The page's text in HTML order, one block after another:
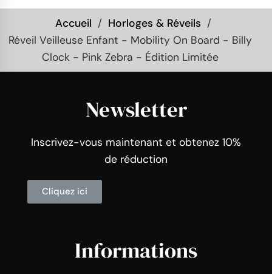
Accueil
Horloges & Réveils
Réveil Veilleuse Enfant - Mobility On Board - Billy
Clock - Pink Zebra - Édition Limitée
Newsletter
Inscrivez-vous maintenant et obtenez 10%
de réduction
Cliquez ici
Informations